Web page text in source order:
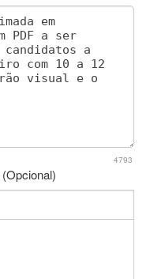
4793
(Opcional)